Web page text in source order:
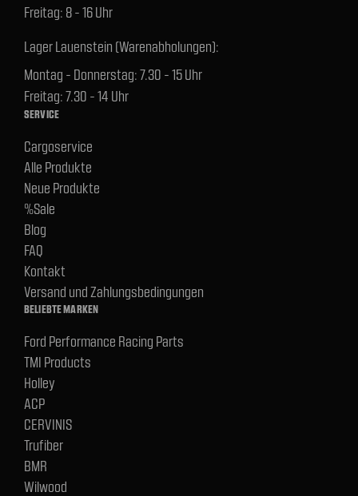
Freitag: 8 - 16 Uhr
Lager Lauenstein (Warenabholungen):
Montag - Donnerstag: 7.30 - 15 Uhr
Freitag: 7.30 - 14 Uhr
SERVICE
Cargoservice
Alle Produkte
Neue Produkte
%Sale
Blog
FAQ
Kontakt
Versand und Zahlungsbedingungen
BELIEBTE MARKEN
Ford Performance Racing Parts
TMI Products
Holley
ACP
CERVINIS
Trufiber
BMR
Wilwood